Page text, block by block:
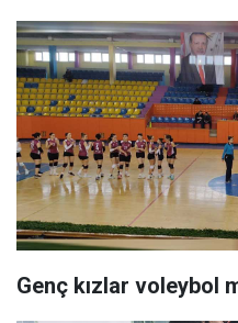
Genç kızlar voleybol